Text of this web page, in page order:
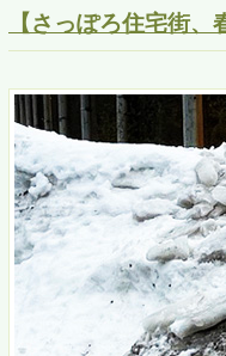
【さっぽろ住宅街、